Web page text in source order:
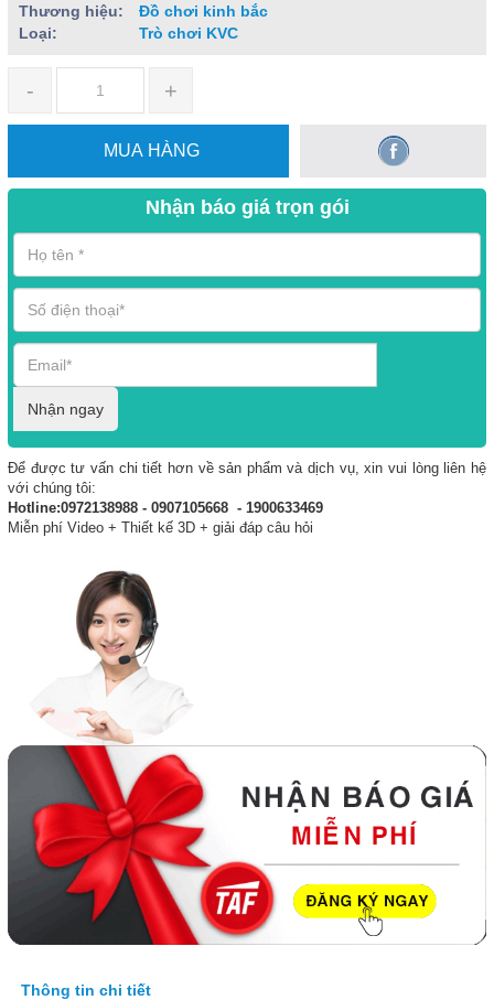
Thương hiệu:
Đồ chơi kinh bắc
Loại:
Trò chơi KVC
- +
MUA HÀNG
Nhận báo giá trọn gói
Nhận ngay
Để được tư vấn chi tiết hơn về sản phẩm và dịch vụ, xin vui lòng liên hệ
với chúng tôi:
Hotline:0972138988 - 0907105668 - 1900633469
Miễn phí Video + Thiết kế 3D + giải đáp câu hỏi
Thông tin chi tiết